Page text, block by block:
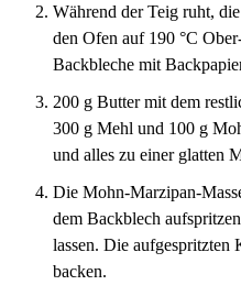
Während der Teig ruht,
den Ofen auf 190 °C
Backbleche mit
200 g Butter mit dem
300 g Mehl und 100 g
und alles zu einer glatten
Die Mohn-Marzipan-
dem Backblech
lassen. Die aufgespritzten
backen.